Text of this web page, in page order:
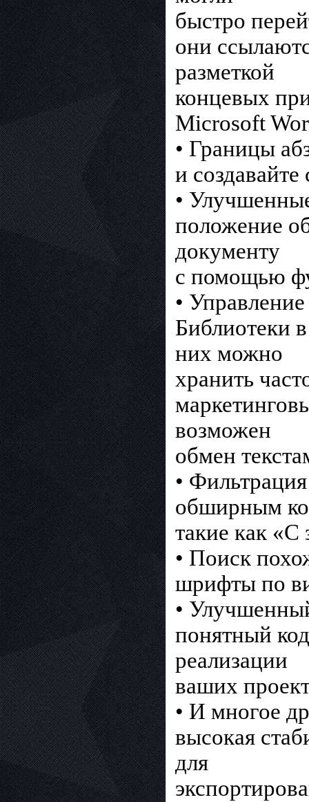
быстро
они
разметкой
концевых
Microsoft
• Границы
и
•
положение
документу
с помощью
•
Библиотеки
них можно
хранить
возможен
обмен
•
обширным
такие как «С
• Поиск
шрифты по
•
понятный
реализации
ваших
• И многое
высокая
для